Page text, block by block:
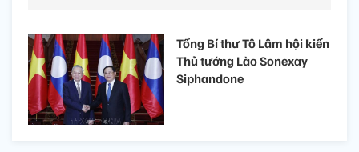
Tổng Bí thư Tô Lâm hội kiến
Thủ tướng Lào Sonexay
Siphandone